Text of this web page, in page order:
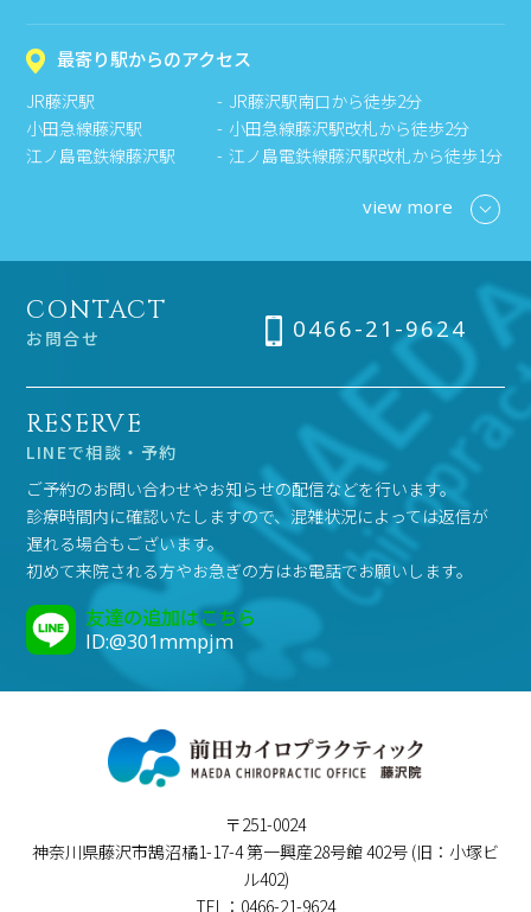
最寄り駅からのアクセス
JR藤沢駅
JR藤沢駅南口から徒歩2分
小田急線藤沢駅
小田急線藤沢駅改札から徒歩2分
江ノ島電鉄線藤沢駅
江ノ島電鉄線藤沢駅改札から徒歩1分
view more
CONTACT
お問合せ 0466-21-9624
RESERVE
LINEで相談・予約
ご予約のお問い合わせやお知らせの配信などを行います。
診療時間内に確認いたしますので、混雑状況によっては返信が
遅れる場合もございます。
初めて来院される方やお急ぎの方はお電話でお願いします。
友達の追加はこちら
ID:@301mmpjm
〒251-0024
神奈川県藤沢市鵠沼橘1-17-4 第一興産28号館 402号 (旧：小塚ビ
ル402)
TEL：0466-21-9624